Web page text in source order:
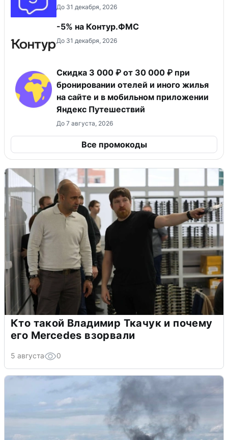
До 31 декабря, 2026
-5% на Контур.ФМС
До 31 декабря, 2026
Скидка 3 000 ₽ от 30 000 ₽ при
бронировании отелей и иного жилья
на сайте и в мобильном приложении
Яндекс Путешествий
До 7 августа, 2026
Все промокоды
Кто такой Владимир Ткачук и почему
его Mercedes взорвали
5 августа 0